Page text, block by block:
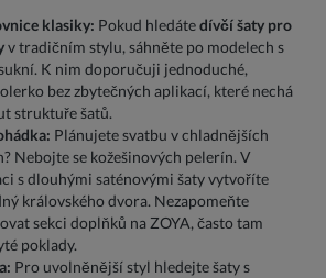
klasiky: Pokud hledátedívčí šaty pro
v tradičním stylu, sáhněte po modelech s
K nim doporučuji jednoduché,
bez zbytečných aplikací, které nechá
struktuře šatů.
Plánujete svatbu v chladnějších
Nebojte se kožešinových pelerín. V
s dlouhými saténovými šaty vytvoříte
královského dvora. Nezapomeňte
sekci doplňků na ZOYA, často tam
poklady.
Pro uvolněnější styl hledejte šaty s